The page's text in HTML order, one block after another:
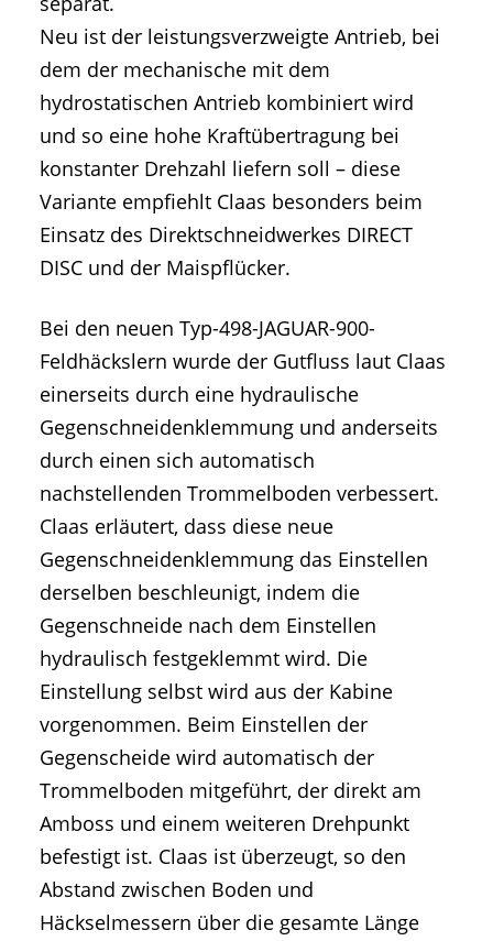
Neu ist der leistungsverzweigte Antrieb, bei
dem der mechanische mit dem
hydrostatischen Antrieb kombiniert wird
und so eine hohe Kraftübertragung bei
konstanter Drehzahl liefern soll – diese
Variante empfiehlt Claas besonders beim
Einsatz des Direktschneidwerkes DIRECT
DISC und der Maispflücker.
Bei den neuen Typ-498-JAGUAR-900-
Feldhäckslern wurde der Gutfluss laut Claas
einerseits durch eine hydraulische
Gegenschneidenklemmung und anderseits
durch einen sich automatisch
nachstellenden Trommelboden verbessert.
Claas erläutert, dass diese neue
Gegenschneidenklemmung das Einstellen
derselben beschleunigt, indem die
Gegenschneide nach dem Einstellen
hydraulisch festgeklemmt wird. Die
Einstellung selbst wird aus der Kabine
vorgenommen. Beim Einstellen der
Gegenscheide wird automatisch der
Trommelboden mitgeführt, der direkt am
Amboss und einem weiteren Drehpunkt
befestigt ist. Claas ist überzeugt, so den
Abstand zwischen Boden und
Häckselmessern über die gesamte Länge